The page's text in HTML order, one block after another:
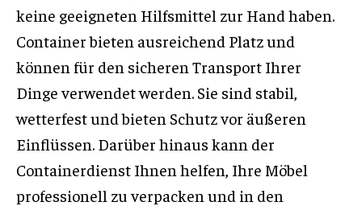
keine geeigneten Hilfsmittel zur Hand haben.
Container bieten ausreichend Platz und
können für den sicheren Transport Ihrer
Dinge verwendet werden. Sie sind stabil,
wetterfest und bieten Schutz vor äußeren
Einflüssen. Darüber hinaus kann der
Containerdienst Ihnen helfen, Ihre Möbel
professionell zu verpacken und in den